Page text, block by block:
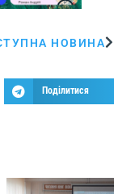
НОВИНА
Поділитися